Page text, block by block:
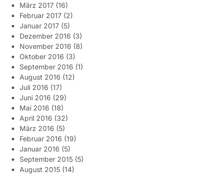
März 2017 (16)
Februar 2017 (2)
Januar 2017 (5)
Dezember 2016 (3)
November 2016 (8)
Oktober 2016 (3)
September 2016 (1)
August 2016 (12)
Juli 2016 (17)
Juni 2016 (29)
Mai 2016 (18)
April 2016 (32)
März 2016 (5)
Februar 2016 (19)
Januar 2016 (5)
September 2015 (5)
August 2015 (14)